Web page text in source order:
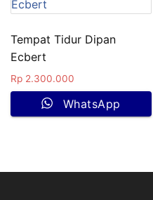
Tempat Tidur Dipan
Ecbert
Rp 2.300.000
WhatsApp